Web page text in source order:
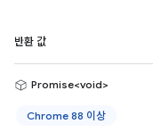
반환 값
Promise<void>
Chrome 88 이상